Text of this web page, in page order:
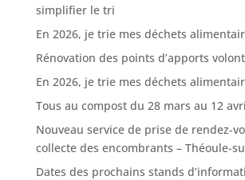
simplifier le tri
En 2026, je trie mes déchets
Rénovation des points d’apports
En 2026, je trie mes déchets
Tous au compost du 28 mars au 12
Nouveau service de prise de rendez-
collecte des encombrants – Théoule-
Dates des prochains stands